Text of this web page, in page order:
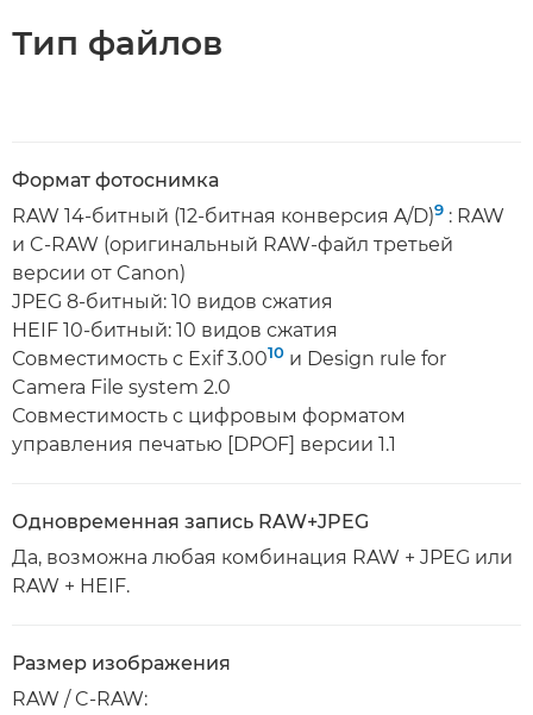
Тип файлов
Формат фотоснимка
RAW 14-битный (12-битная конверсия A/D)9 : RAW
и C-RAW (оригинальный RAW-файл третьей
версии от Canon)
JPEG 8-битный: 10 видов сжатия
HEIF 10-битный: 10 видов сжатия
Совместимость с Exif 3.0010 и Design rule for
Camera File system 2.0
Совместимость с цифровым форматом
управления печатью [DPOF] версии 1.1
Одновременная запись RAW+JPEG
Да, возможна любая комбинация RAW + JPEG или
RAW + HEIF.
Размер изображения
RAW / C-RAW: